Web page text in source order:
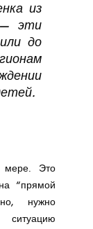
из
— эти
до
мере. Это
“прямой
нужно